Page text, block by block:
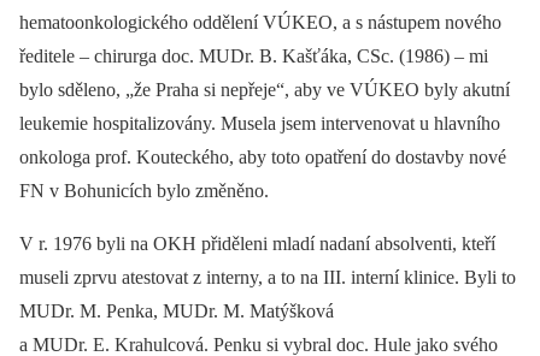
hematoonkologického oddělení VÚKEO, a s nástupem nového
ředitele –⁠ chirurga doc. MUDr. B. Kašťáka, CSc. (1986) –⁠ mi
bylo sděleno, „že Praha si nepřeje“, aby ve VÚKEO byly akutní
leukemie hospitalizovány. Musela jsem intervenovat u hlavního
onkologa prof. Kouteckého, aby toto opatření do dostavby nové
FN v Bohunicích bylo změněno.
V r. 1976 byli na OKH přiděleni mladí nadaní absolventi, kteří
museli zprvu atestovat z interny, a to na III. interní klinice. Byli to
MUDr. M. Penka, MUDr. M. Matýšková
a MUDr. E. Krahulcová. Penku si vybral doc. Hule jako svého